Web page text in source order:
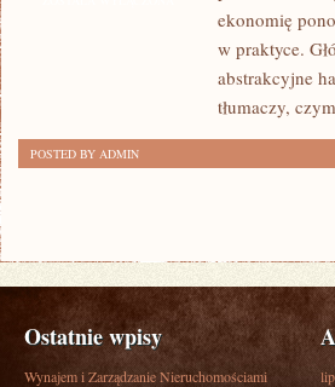
ekonomię
w praktyce.
abstrakcyjne
tłumaczy,
POSTED BY ADMIN
Ostatnie wpisy
Wynajem i Zarządzanie Nieruchomościami